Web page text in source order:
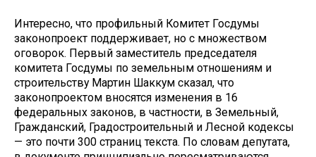
Интересно, что профильный Комитет Госдумы
законопроект поддерживает, но с множеством
оговорок. Первый заместитель председателя
комитета Госдумы по земельным отношениям и
строительству Мартин Шаккум сказал, что
законопроектом вносятся изменения в 16
федеральных законов, в частности, в Земельный,
Гражданский, Градостроительный и Лесной кодексы
— это почти 300 страниц текста. По словам депутата,